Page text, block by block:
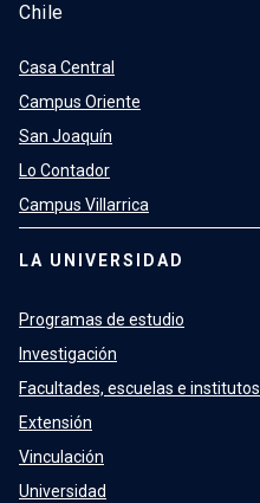
Chile
Casa Central
Campus Oriente
San Joaquín
Lo Contador
Campus Villarrica
LA UNIVERSIDAD
Programas de estudio
Investigación
Facultades, escuelas e institutos
Extensión
Vinculación
Universidad